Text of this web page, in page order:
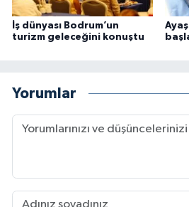
İş dünyası Bodrum’un
turizm geleceğini konuştu
Yorumlar